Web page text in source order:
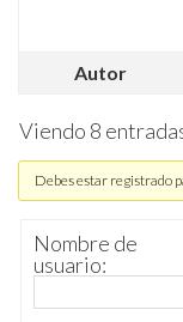
Autor
Viendo 8
Debes estar registrado
Nombre de
usuario: